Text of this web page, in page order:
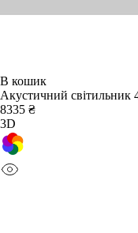
В кошик
Акустичний
8335 ₴
3D